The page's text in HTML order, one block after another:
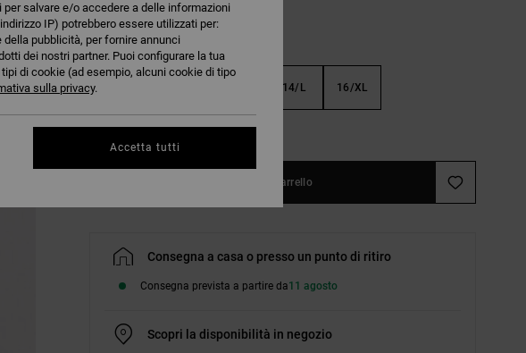
14/L 16/XL
Consulta la guida alle taglie
Aggiungi al carrello
Consegna a casa o presso un punto di ritiro
Consegna prevista a partire da11 agosto
Scopri la disponibilità in negozio
salvare e/o accedere a delle informazioni
IP) potrebbero essere utilizzati per:
pubblicità, per fornire annunci
dei nostri partner. Puoi configurare la tua
di cookie (ad esempio, alcuni cookie di tipo
sulla privacy.
Accetta tutti